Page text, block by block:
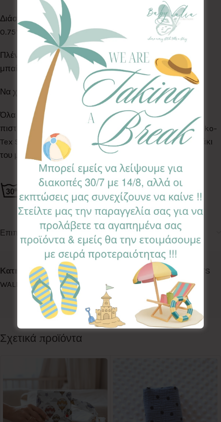
Διάσταση:
0.75*0.75
Πλένονται στο πλυντήριο ρούχων στους 30° C. Δεν
μπαίνουν στο στεγνωτήριο.
Να χρησιμοποιούνται πάντα με επίβλεψη ενήλικα.
Όλα τα Υφάσματα της συλλογής μας είναι ελεγμένα &
πιστοποιημένα για βλαβερές ουσίες σύμφωνα με το Oeko-
Tex Standard 100, κατάλληλα για το ευαίσθητο δερματάκι
του μωρού σας.
Επιπλέον πληροφορίες
Κωδικός προϊόντος:BBH-CE
Κατηγορίες:
BABY HORN BABY HORN, BABY HORN
LETS
WALK
PLAYTIME, SWEET DREAMS
Ετικέτα: Celestial
Follow:
Σχετικά προϊόντα